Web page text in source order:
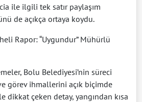
ile ilgili tek satır paylaşım
de açıkça ortaya koydu.
Rapor: “Uygundur” Mühürlü
Bolu Belediyesi’nin süreci
görev ihmallerini açık biçimde
dikkat çeken detay, yangından kısa